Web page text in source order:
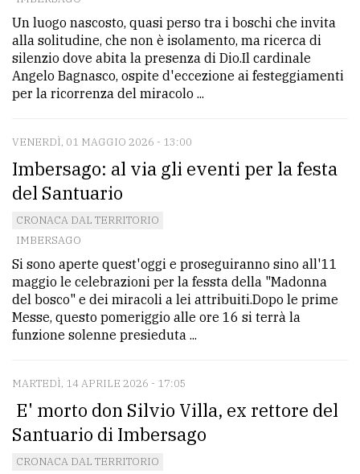
Un luogo nascosto, quasi perso tra i boschi che invita
alla solitudine, che non è isolamento, ma ricerca di
silenzio dove abita la presenza di Dio.Il cardinale
Angelo Bagnasco, ospite d'eccezione ai festeggiamenti
per la ricorrenza del miracolo ...
VENERDÌ, 01 MAGGIO 2026 - 13:00
Imbersago: al via gli eventi per la festa
del Santuario
CRONACA DAL TERRITORIO
IMBERSAGO
Si sono aperte quest'oggi e proseguiranno sino all'11
maggio le celebrazioni per la fessta della "Madonna
del bosco" e dei miracoli a lei attribuiti.Dopo le prime
Messe, questo pomeriggio alle ore 16 si terrà la
funzione solenne presieduta ...
MARTEDÌ, 14 APRILE 2026 - 17:05
E' morto don Silvio Villa, ex rettore del
Santuario di Imbersago
CRONACA DAL TERRITORIO